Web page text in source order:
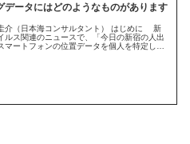
データにはどのようなものがあります
介（日本海コンサルタント） はじめに 新
ルス関連のニュースで、「今日の新宿の人出
マートフォンの位置データを個人を特定しな